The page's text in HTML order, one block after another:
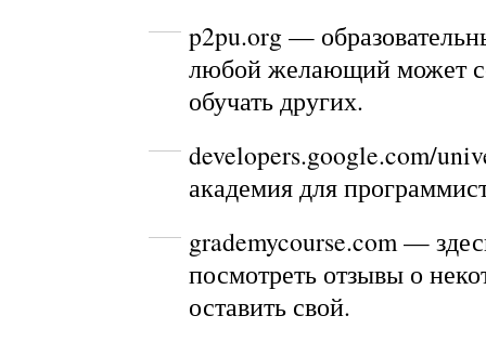
p2pu.org —
любой желающий может
обучать других.
developers.google.com/
академия для
grademycourse.com—
посмотреть отзывы о
оставить свой.